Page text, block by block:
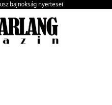
bajnokság nyertesei